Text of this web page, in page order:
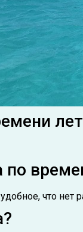
по
что нет